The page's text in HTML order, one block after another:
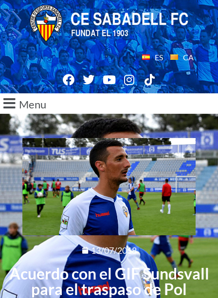
ES CA
Menu
13/07/2018
Acuerdo con el GIF Sundsvall
para el traspaso de Pol